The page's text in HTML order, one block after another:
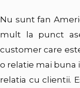
Nu sunt fan
mult la punct
customer care
o relatie mai buna
relatia cu clientii.